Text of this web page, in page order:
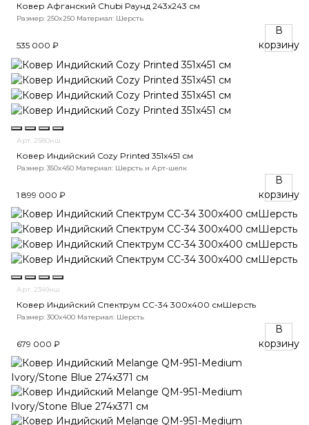
Ковер Афганский Chubi Раунд 243x243 см
Размер: 250x250 Материал: Шерсть
535 000 ₽
В
корзину
Арт. 2580нш
Ковер Индийский Cozy Printed 351x451 см
Размер: 350x450 Материал: Шерсть и Арт-шелк
1 899 000 ₽
В
корзину
Арт. 2349нш
Ковер Индийский Спектрум CC-34 300x400 смШерсть
Размер: 300x400 Материал: Шерсть
679 000 ₽
В
корзину